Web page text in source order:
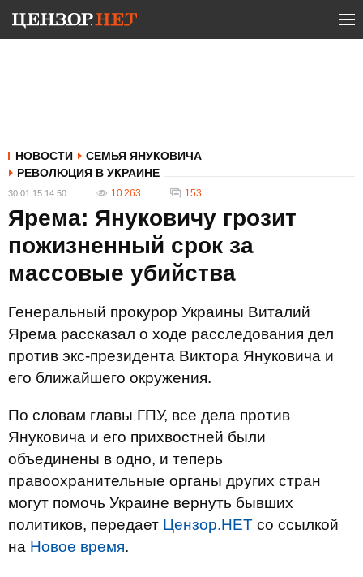
НОВОСТИ
СЕМЬЯ ЯНУКОВИЧА
РЕВОЛЮЦИЯ В УКРАИНЕ
30.01.15 14:50 10 263 153
Ярема: Януковичу грозит
пожизненный срок за
массовые убийства
Генеральный прокурор Украины Виталий
Ярема рассказал о ходе расследования дел
против экс-президента Виктора Януковича и
его ближайшего окружения.
По словам главы ГПУ, все дела против
Януковича и его прихвостней были
объединены в одно, и теперь
правоохранительные органы других стран
могут помочь Украине вернуть бывших
политиков, передает Цензор.НЕТ со ссылкой
на Новое время.